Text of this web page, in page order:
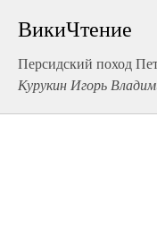
ВикиЧтение
Персидский поход
Курукин Игорь